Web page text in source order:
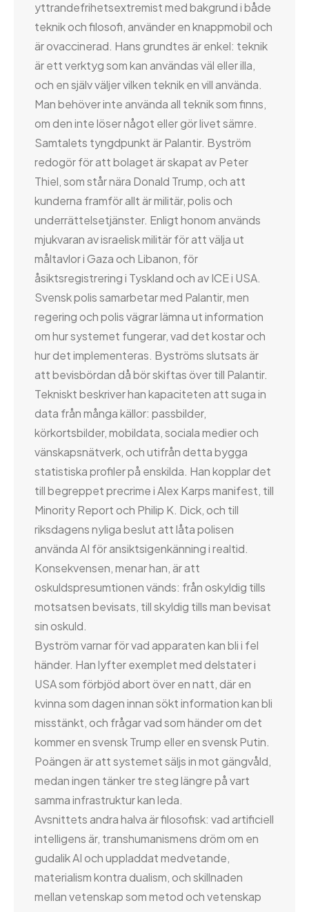
yttrandefrihetsextremist med bakgrund i både
teknik och filosofi, använder en knappmobil och
är ovaccinerad. Hans grundtes är enkel: teknik
är ett verktyg som kan användas väl eller illa,
och en själv väljer vilken teknik en vill använda.
Man behöver inte använda all teknik som finns,
om den inte löser något eller gör livet sämre.
Samtalets tyngdpunkt är Palantir. Byström
redogör för att bolaget är skapat av Peter
Thiel, som står nära Donald Trump, och att
kunderna framför allt är militär, polis och
underrättelsetjänster. Enligt honom används
mjukvaran av israelisk militär för att välja ut
måltavlor i Gaza och Libanon, för
åsiktsregistrering i Tyskland och av ICE i USA.
Svensk polis samarbetar med Palantir, men
regering och polis vägrar lämna ut information
om hur systemet fungerar, vad det kostar och
hur det implementeras. Byströms slutsats är
att bevisbördan då bör skiftas över till Palantir.
Tekniskt beskriver han kapaciteten att suga in
data från många källor: passbilder,
körkortsbilder, mobildata, sociala medier och
vänskapsnätverk, och utifrån detta bygga
statistiska profiler på enskilda. Han kopplar det
till begreppet precrime i Alex Karps manifest, till
Minority Report och Philip K. Dick, och till
riksdagens nyliga beslut att låta polisen
använda AI för ansiktsigenkänning i realtid.
Konsekvensen, menar han, är att
oskuldspresumtionen vänds: från oskyldig tills
motsatsen bevisats, till skyldig tills man bevisat
sin oskuld.
Byström varnar för vad apparaten kan bli i fel
händer. Han lyfter exemplet med delstater i
USA som förbjöd abort över en natt, där en
kvinna som dagen innan sökt information kan bli
misstänkt, och frågar vad som händer om det
kommer en svensk Trump eller en svensk Putin.
Poängen är att systemet säljs in mot gängvåld,
medan ingen tänker tre steg längre på vart
samma infrastruktur kan leda.
Avsnittets andra halva är filosofisk: vad artificiell
intelligens är, transhumanismens dröm om en
gudalik AI och uppladdat medvetande,
materialism kontra dualism, och skillnaden
mellan vetenskap som metod och vetenskap